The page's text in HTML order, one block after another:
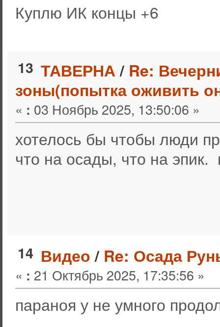
Куплю ИК концы +6
13 ТАВЕРНА/ Re:
зоны(попытка оживить
« : 03 Ноябрь 2025, 13:50:06 »
хотелось бы чтобы люди
что на осады, что на
14 Видео/ Re: Осада
« : 21 Октябрь 2025, 17:35:56 »
параноя у не умного